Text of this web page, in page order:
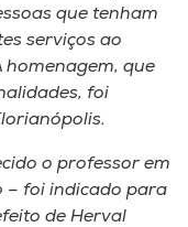
que tenham
serviços ao
homenagem, que
foi
o professor em
– foi indicado para
de Herval